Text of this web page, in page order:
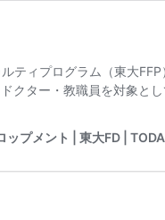
ティプログラム（東大
クター・教職員を対象と
プメント | 東大FD |